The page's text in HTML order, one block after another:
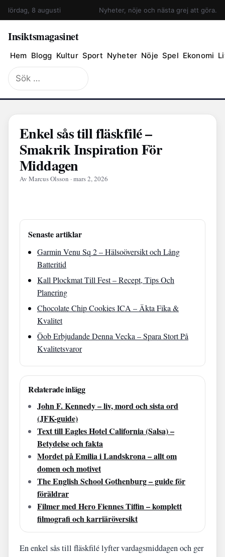
lördag, 8 augusti Nyheter, nöje och nästa grej att göra.
Insiktsmagasinet
Hem Blogg Kultur Sport Nyheter Nöje Spel Ekonomi
Sök
efter:
Enkel sås till fläskfilé –
Smakrik Inspiration För
Middagen
Av Marcus Olsson · mars 2, 2026
Senaste artiklar
Garmin Venu Sq 2 – Hälsoöversikt och Lång
Batteritid
Kall Plockmat Till Fest – Recept, Tips Och
Planering
Chocolate Chip Cookies ICA – Äkta Fika &
Kvalitet
Öob Erbjudande Denna Vecka – Spara Stort På
Kvalitetsvaror
Relaterade inlägg
John F. Kennedy – liv, mord och sista ord
(JFK-guide)
Text till Eagles Hotel California (Salsa) –
Betydelse och fakta
Mordet på Emilia i Landskrona – allt om
domen och motivet
The English School Gothenburg – guide för
föräldrar
Filmer med Hero Fiennes Tiffin – komplett
filmografi och karriäröversikt
En enkel sås till fläskfilé lyfter vardagsmiddagen och ger